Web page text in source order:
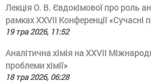
Лекція О. В. Євдокімової про роль
рамках ХХVII Конференції «Сучасні
19 тра 2026, 11:52
Аналітична хімія на ХХVII
проблеми хімії»
18 тра 2026, 06:28